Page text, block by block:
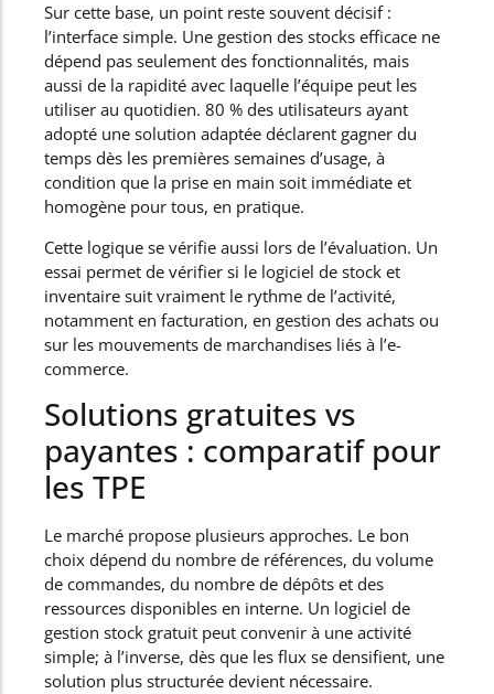
Sur cette base, un point reste souvent décisif :
l’interface simple. Une gestion des stocks efficace ne
dépend pas seulement des fonctionnalités, mais
aussi de la rapidité avec laquelle l’équipe peut les
utiliser au quotidien. 80 % des utilisateurs ayant
adopté une solution adaptée déclarent gagner du
temps dès les premières semaines d’usage, à
condition que la prise en main soit immédiate et
homogène pour tous, en pratique.
Cette logique se vérifie aussi lors de l’évaluation. Un
essai permet de vérifier si le logiciel de stock et
inventaire suit vraiment le rythme de l’activité,
notamment en facturation, en gestion des achats ou
sur les mouvements de marchandises liés à l’e-
commerce.
Solutions gratuites vs
payantes : comparatif pour
les TPE
Le marché propose plusieurs approches. Le bon
choix dépend du nombre de références, du volume
de commandes, du nombre de dépôts et des
ressources disponibles en interne. Un logiciel de
gestion stock gratuit peut convenir à une activité
simple; à l’inverse, dès que les flux se densifient, une
solution plus structurée devient nécessaire.